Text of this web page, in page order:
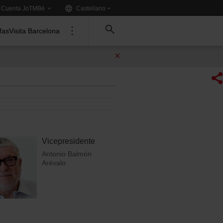
Cuenta JoTMBé Idioma:
Castellano
Tria
un
altre
Visita Barcelona
Vicepresidente
Antonio Balmón
Arévalo